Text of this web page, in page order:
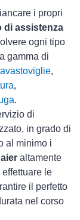
i propri
di assistenza
ogni tipo
gamma di
,
,
.
di
in grado di
al minimo i
altamente
le
il perfetto
nel corso